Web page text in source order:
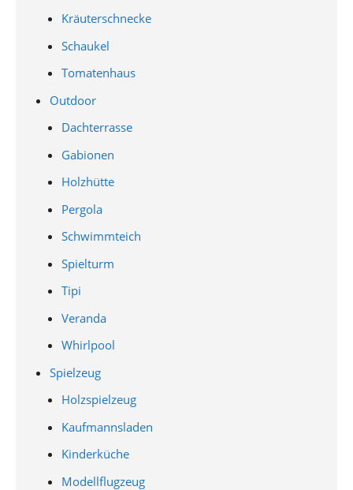
Kräuterschnecke
Schaukel
Tomatenhaus
Outdoor
Dachterrasse
Gabionen
Holzhütte
Pergola
Schwimmteich
Spielturm
Tipi
Veranda
Whirlpool
Spielzeug
Holzspielzeug
Kaufmannsladen
Kinderküche
Modellflugzeug